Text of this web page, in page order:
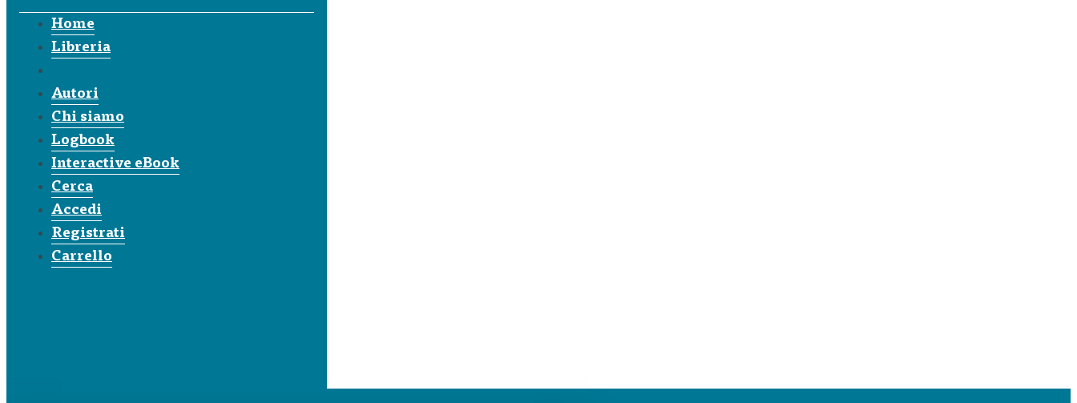
Home
Libreria
Autori
Chi siamo
Logbook
Interactive eBook
Cerca
Accedi
Registrati
Carrello